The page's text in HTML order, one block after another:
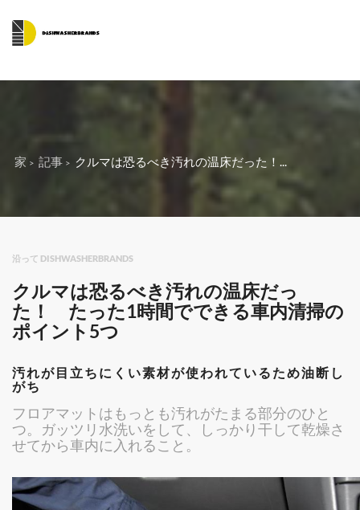
家 記事 クルマは恐るべき汚れの温床だった！...
沿って DISHWASHERBRANDS
クルマは恐るべき汚れの温床だっ
た！ たった1時間でできる車内清掃の
ポイント5つ
汚れが目立ちにくい素材が使われているため油断し
がち
フロアマットはもっとも汚れがたまる部分のひと
つ。ガッツリ水洗いをして、しっかり干して乾燥さ
せてから車内に入れること。